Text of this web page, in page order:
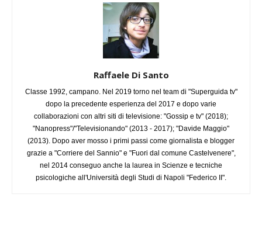
Raffaele Di Santo
Classe 1992, campano. Nel 2019 torno nel team di "Superguida tv"
dopo la precedente esperienza del 2017 e dopo varie
collaborazioni con altri siti di televisione: "Gossip e tv" (2018);
"Nanopress"/"Televisionando" (2013 - 2017); "Davide Maggio"
(2013). Dopo aver mosso i primi passi come giornalista e blogger
grazie a "Corriere del Sannio" e "Fuori dal comune Castelvenere",
nel 2014 conseguo anche la laurea in Scienze e tecniche
psicologiche all'Università degli Studi di Napoli "Federico II".